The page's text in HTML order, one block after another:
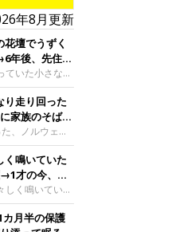
年8月更新
壇でうずく
年後、先住猫
ていた小さな子
6年、先住猫と
ました。保護
るのは、
愛猫・ティダ
記録です。こ
ィダちゃん。
、夜から大雨に
方でした。花
り走り回った
家族のそばで
かった」
、ノルウェー
の子猫。お迎え
ぐ様子を見せ
ッドでうとう
日のむうちゃ
るのは、
さんの
く鳴いていた
才の今、筋
長
しく鳴いてい
家族に迎えら
きく成長しま
月半の保護